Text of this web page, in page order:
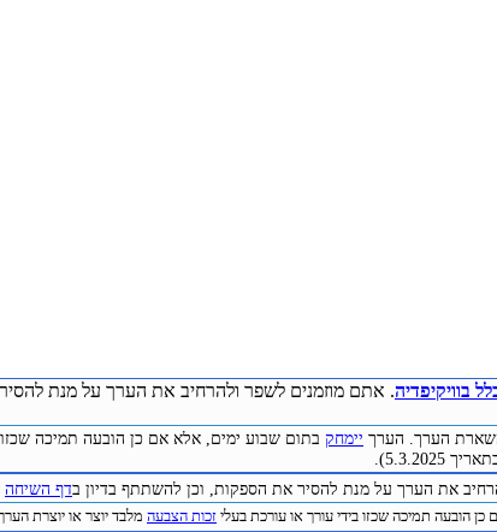
בוויקיפדיה. אתם מוזמנים לשפר ולהרחיב את הערך על מנת
הערך. הערך יימחק בתום שבוע ימים, אלא אם כן הובעה תמיכה שכזו
את הערך על מנת להסיר את הספקות, וכן להשתתף בדיון בדף השיחה
הובעה תמיכה שכזו בידי עורך או עורכת בעלי זכות הצבעה מלבד יוצר או יוצרת הערך.